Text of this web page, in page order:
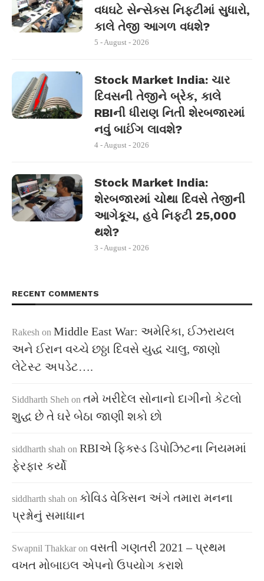
વધઘટે સેન્સેક્સ નિફ્ટીમાં સુધારો,
કાલે તેજી આગળ વધશે?
5 - August - 2026
Stock Market India: ચાર
દિવસની તેજીને બ્રેક, કાલે
RBIની ધીરાણ નિતી શેરબજારમાં
નવું બાઈંગ લાવશે?
4 - August - 2026
Stock Market India:
શેરબજારમાં ચોથા દિવસે તેજીની
આગેકૂચ, હવે નિફ્ટી 25,000
થશે?
3 - August - 2026
RECENT COMMENTS
Rakesh on Middle East War: અમેરિકા, ઈઝરાયલ
અને ઈરાન વચ્ચે છઠ્ઠા દિવસે યુદ્ધ ચાલુ, જાણો
લેટેસ્ટ અપડેટ….
Siddharth Sheh on તમે ખરીદેલ સોનાનો દાગીનો કેટલો
શુદ્ધ છે તે ઘરે બેઠા જાણી શકો છો
siddharth shah on RBIએ ફિક્સ્ડ ડિપોઝિટના નિયમમાં
ફેરફાર કર્યો
siddharth shah on કોવિડ વેક્સિન અંગે તમારા મનના
પ્રશ્નોનું સમાધાન
Swapnil Thakkar on વસતી ગણતરી 2021 – પ્રથમ
વખત મોબાઇલ એપનો ઉપયોગ કરાશે